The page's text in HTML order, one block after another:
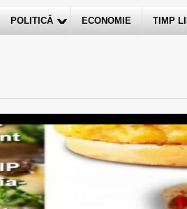
POLITICĂ ECONOMIE TIMP